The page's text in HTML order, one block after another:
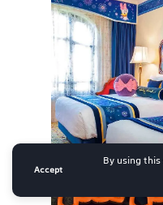
By using
Accept